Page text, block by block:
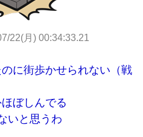
22(月) 00:34:33.21
に街歩かせられない（戦
ぼしんでる
いと思うわ